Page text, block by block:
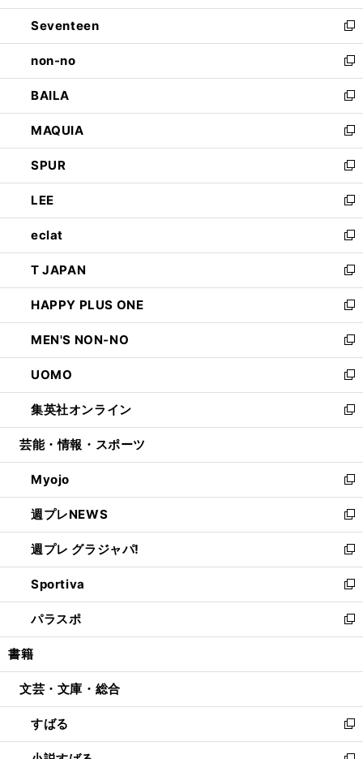
開
く
ウ
で
開
く
ン
ド
ウ
で
開
く
Seventeen
新
し
い
ウ
ィ
ン
ド
ウ
で
開
く
non-no
新
し
い
ウ
ィ
ン
ド
ウ
で
開
く
BAILA
新
し
い
ウ
ィ
ン
ド
ウ
で
開
く
MAQUIA
新
し
い
ウ
ィ
ン
ド
ウ
で
開
く
SPUR
新
し
い
ウ
ィ
ン
ド
ウ
で
開
く
LEE
新
し
い
ウ
ィ
ン
ド
ウ
で
開
く
eclat
新
し
い
ウ
ィ
ン
ド
ウ
で
開
く
T JAPAN
新
し
い
ウ
ィ
ン
ド
ウ
で
開
HAPPY PLUS ONE
新
し
い
ウ
ィ
ン
ド
ウ
開
く
MEN'S NON-NO
新
し
い
ウ
ィ
ン
ウ
で
開
く
UOMO
新
し
い
ウ
ン
ド
ウ
で
開
く
集英社オンライン
新
し
ウ
ィ
ン
ド
ウ
で
開
く
芸能・情報・スポーツ
Myojo
新
し
い
ウ
ィ
ン
ド
ウ
で
開
週プレNEWS
新
し
い
ウ
ィ
ン
ド
ウ
開
週プレ グラジャパ!
新
し
い
ウ
ィ
ン
ウ
開
く
Sportiva
新
し
い
ウ
ン
ウ
で
開
パラスポ
新
し
ウ
ン
ド
ウ
書籍
文芸・文庫・総合
すばる
新
し